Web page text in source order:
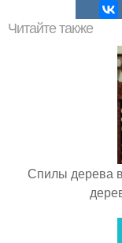
Читайте также
Спилы дерева